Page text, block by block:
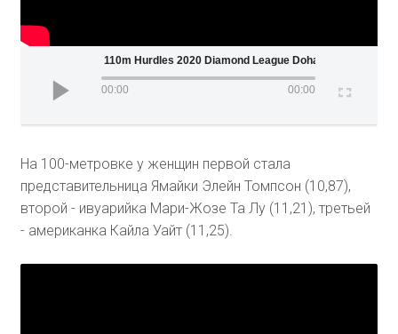
Men 110m Hurdles 2020 Diamond League Doha
00:00 00:00
На 100-метровке у женщин первой стала
представительница Ямайки Элейн Томпсон (10,87),
второй - ивуарийка Мари-Жозе Та Лу (11,21), третьей
- американка Кайла Уайт (11,25).